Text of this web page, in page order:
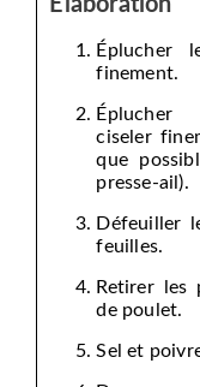
Élaboration
Éplucher
finement.
ciseler
que
presse-ail).
Défeuiller
feuilles.
Retirer les
de poulet.
Sel et